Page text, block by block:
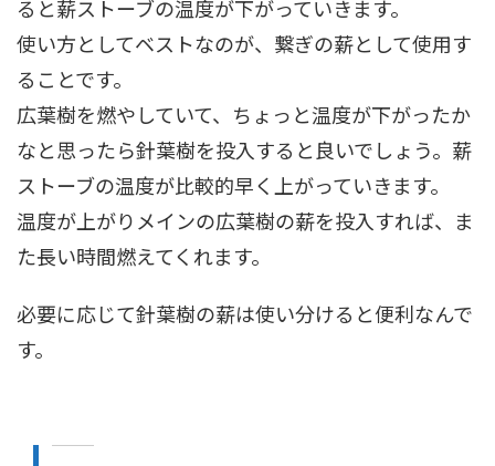
ると薪ストーブの温度が下がっていきます。
使い方としてベストなのが、繋ぎの薪として使用す
ることです。
広葉樹を燃やしていて、ちょっと温度が下がったか
なと思ったら針葉樹を投入すると良いでしょう。薪
ストーブの温度が比較的早く上がっていきます。
温度が上がりメインの広葉樹の薪を投入すれば、ま
た長い時間燃えてくれます。
必要に応じて針葉樹の薪は使い分けると便利なんで
す。